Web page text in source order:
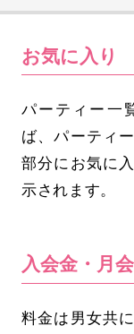
お気に入り
パーティー一
ば、パーティ
部分にお気に
示されます。
入会金・月
料金は男女共